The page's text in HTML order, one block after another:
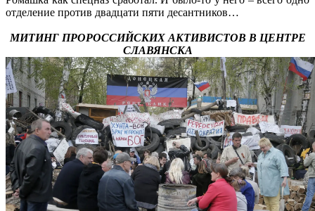
отделение против двадцати пяти десантников…
МИТИНГ ПРОРОССИЙСКИХ АКТИВИСТОВ В ЦЕНТРЕ
СЛАВЯНСКА